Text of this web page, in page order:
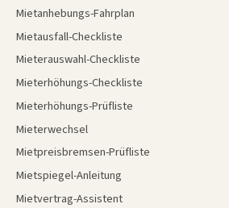
Mietanhebungs-Fahrplan
Mietausfall-Checkliste
Mieterauswahl-Checkliste
Mieterhöhungs-Checkliste
Mieterhöhungs-Prüfliste
Mieterwechsel
Mietpreisbremsen-Prüfliste
Mietspiegel-Anleitung
Mietvertrag-Assistent